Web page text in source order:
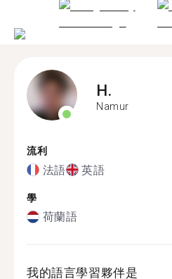
H.
Namur
流利
法語 英語
學
荷蘭語
我的語言學習夥伴是